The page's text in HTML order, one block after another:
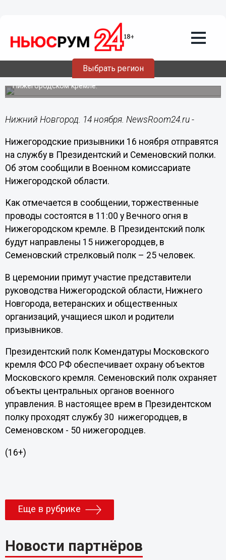
Выбрать регион
Нижегородские призывники 16 ноября
отправятся на службу в Президентский
полк
Торжественные проводы состоятся у Вечного огня в
Нижегородском кремле.
Нижний Новгород. 14 ноября. NewsRoom24.ru -
Нижегородские призывники 16 ноября отправятся
на службу в Президентский и Семеновский полки.
Об этом сообщили в Военном комиссариате
Нижегородской области.
Как отмечается в сообщении, торжественные
проводы состоятся в 11:00 у Вечного огня в
Нижегородском кремле. В Президентский полк
будут направлены 15 нижегородцев, в
Семеновский стрелковый полк – 25 человек.
В церемонии примут участие представители
руководства Нижегородской области, Нижнего
Новгорода, ветеранских и общественных
организаций, учащиеся школ и родители
призывников.
Президентский полк Комендатуры Московского
кремля ФСО РФ обеспечивает охрану объектов
Московского кремля. Семеновский полк охраняет
объекты центральных органов военного
управления. В настоящее врем в Президентском
полку проходят службу 30 нижегородцев, в
Семеновском - 50 нижегородцев.
(16+)
Еще в рубрике
Новости партнёров